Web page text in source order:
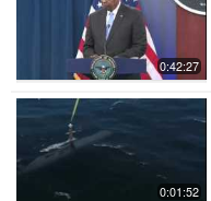
0:42:27
0:01:52